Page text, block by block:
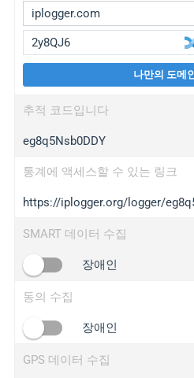
wl.gl
ed.tc
bc.ax
iplogger.com
maper.info
2no.co
yip.su
iplogger.info
iplogger.cn
나만의 도메
추적 코드입니다
eg8q5Nsb0DDY
통계에 액세스할 수 있는 링크
https://iplogger.org/logger/
SMART 데이터 수집
장애인
동의 수집
장애인
GPS 데이터 수집